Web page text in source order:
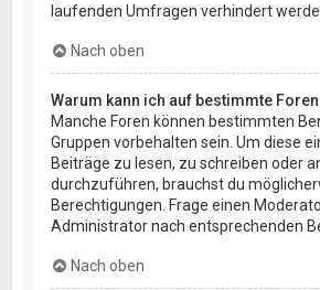
laufenden Umfragen verhindert
Nach oben
Warum kann ich auf bestimmte
Manche Foren können bestimmten
Gruppen vorbehalten sein. Um diese
Beiträge zu lesen, zu schreiben oder
durchzuführen, brauchst du
Berechtigungen. Frage einen
Administrator nach entsprechenden
Nach oben